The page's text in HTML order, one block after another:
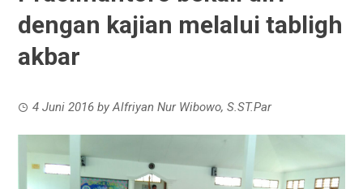
dengan kajian melalui tabligh
akbar
4 Juni 2016 byAlfriyan Nur Wibowo, S.ST.Par